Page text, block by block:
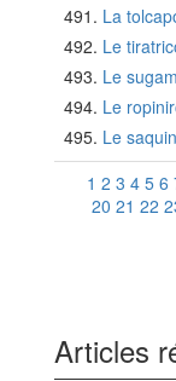
La
Le
Le
Le
Le
1 2 3 4 5 6
20 21 22
Articles